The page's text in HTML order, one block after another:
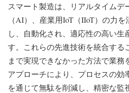
スマート製造は、リアルタイムデ
（AI）、産業用IoT（IIoT）の力
し、自動化され、適応性の高い生
す。これらの先進技術を統合する
まで実現できなかった方法で業務
アプローチにより、プロセスの効
を通じて無駄を削減し、精密な監